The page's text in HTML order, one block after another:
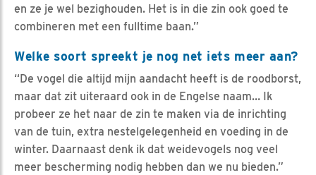
en ze je wel bezighouden. Het is in die zin ook goed te
combineren met een fulltime baan.”
Welke soort spreekt je nog net iets meer aan?
“De vogel die altijd mijn aandacht heeft is de roodborst,
maar dat zit uiteraard ook in de Engelse naam… Ik
probeer ze het naar de zin te maken via de inrichting
van de tuin, extra nestelgelegenheid en voeding in de
winter. Daarnaast denk ik dat weidevogels nog veel
meer bescherming nodig hebben dan we nu bieden.”